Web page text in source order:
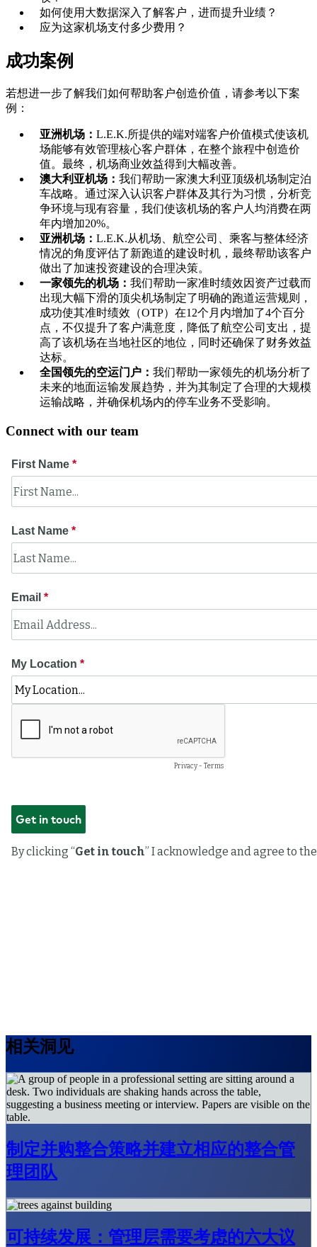
如何使用大数据深入了解客户，进而提升业绩？
应为这家机场支付多少费用？
成功案例
若想进一步了解我们如何帮助客户创造价值，请参考以下案
例：
亚洲机场： L.E.K.所提供的端对端客户价值模式使该机
场能够有效管理核心客户群体，在整个旅程中创造价
值。最终，机场商业效益得到大幅改善。
澳大利亚机场： 我们帮助一家澳大利亚顶级机场制定泊
车战略。通过深入认识客户群体及其行为习惯，分析竞
争环境与现有容量，我们使该机场的客户人均消费在两
年内增加20%。
亚洲机场： L.E.K.从机场、航空公司、乘客与整体经济
情况的角度评估了新跑道的建设时机，最终帮助该客户
做出了加速投资建设的合理决策。
一家领先的机场： 我们帮助一家准时绩效因资产过载而
出现大幅下滑的顶尖机场制定了明确的跑道运营规则，
成功使其准时绩效（OTP）在12个月内增加了4个百分
点，不仅提升了客户满意度，降低了航空公司支出，提
高了该机场在当地社区的地位，同时还确保了财务效益
达标。
全国领先的空运门户： 我们帮助一家领先的机场分析了
未来的地面运输发展趋势，并为其制定了合理的大规模
运输战略，并确保机场内的停车业务不受影响。
Connect with our team
相关洞见
制定并购整合策略并建立相应的整合管
理团队
可持续发展：管理层需要考虑的六大议